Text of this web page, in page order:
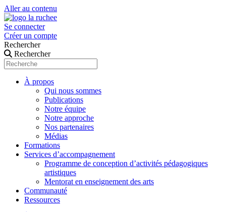
Aller au contenu
Se connecter
Créer un compte
Rechercher
Rechercher
À propos
Qui nous sommes
Publications
Notre équipe
Notre approche
Nos partenaires
Médias
Formations
Services d’accompagnement
Programme de conception d’activités pédagogiques
artistiques
Mentorat en enseignement des arts
Communauté
Ressources